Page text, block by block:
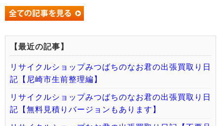
【最近の記事】
リサイクルショップみつばちのなお君の出張買取り日
記【尼崎市生前整理編】
リサイクルショップみつばちのなお君の出張買取り日
記【無料見積りバージョンもあります】